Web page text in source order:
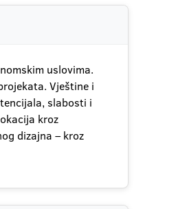
uslovima.
Vještine i
slabosti i
kroz
dizajna – kroz